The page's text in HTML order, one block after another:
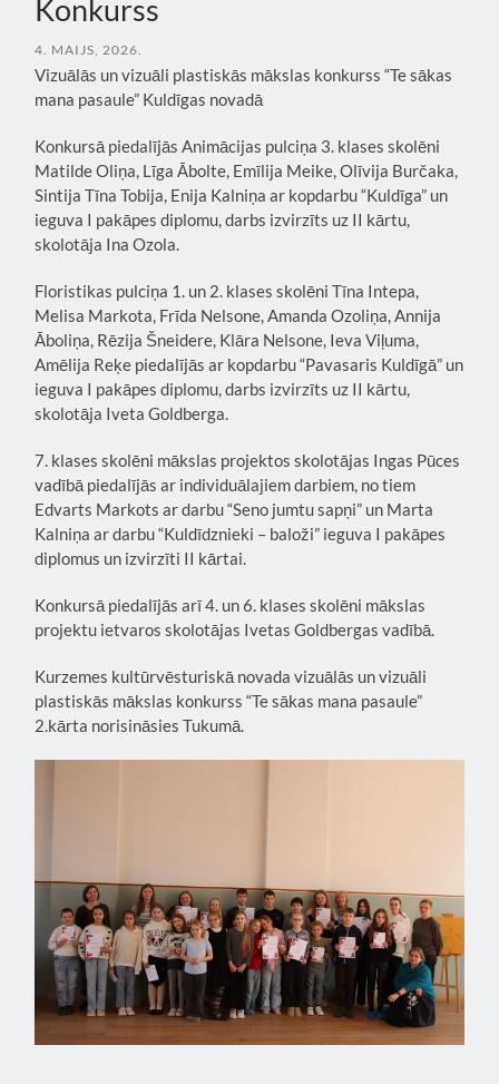
Konkurss
4. MAIJS, 2026.
Vizuālās un vizuāli plastiskās mākslas konkurss “Te sākas
mana pasaule” Kuldīgas novadā
Konkursā piedalījās Animācijas pulciņa 3. klases skolēni
Matilde Oliņa, Līga Ābolte, Emīlija Meike, Olīvija Burčaka,
Sintija Tīna Tobija, Enija Kalniņa ar kopdarbu “Kuldīga” un
ieguva I pakāpes diplomu, darbs izvirzīts uz II kārtu,
skolotāja Ina Ozola.
Floristikas pulciņa 1. un 2. klases skolēni Tīna Intepa,
Melisa Markota, Frīda Nelsone, Amanda Ozoliņa, Annija
Āboliņa, Rēzija Šneidere, Klāra Nelsone, Ieva Viļuma,
Amēlija Reķe piedalījās ar kopdarbu “Pavasaris Kuldīgā” un
ieguva I pakāpes diplomu, darbs izvirzīts uz II kārtu,
skolotāja Iveta Goldberga.
7. klases skolēni mākslas projektos skolotājas Ingas Pūces
vadībā piedalījās ar individuālajiem darbiem, no tiem
Edvarts Markots ar darbu “Seno jumtu sapņi” un Marta
Kalniņa ar darbu “Kuldīdznieki – baloži” ieguva I pakāpes
diplomus un izvirzīti II kārtai.
Konkursā piedalījās arī 4. un 6. klases skolēni mākslas
projektu ietvaros skolotājas Ivetas Goldbergas vadībā.
Kurzemes kultūrvēsturiskā novada vizuālās un vizuāli
plastiskās mākslas konkurss “Te sākas mana pasaule”
2.kārta norisināsies Tukumā.